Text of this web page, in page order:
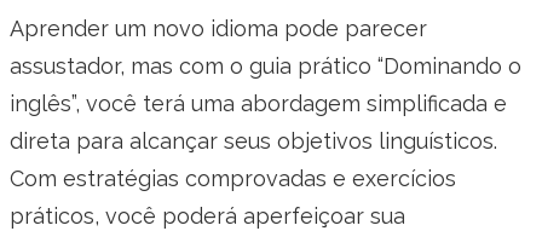
Aprender um novo idioma pode parecer
assustador, mas com o guia prático “Dominando o
inglês”, você terá uma abordagem simplificada e
direta para alcançar seus objetivos linguísticos.
Com estratégias comprovadas e exercícios
práticos, você poderá aperfeiçoar sua